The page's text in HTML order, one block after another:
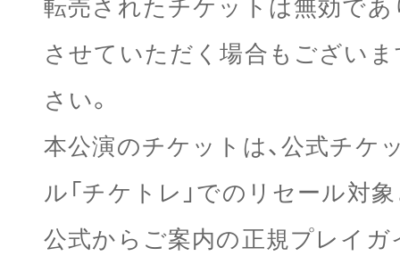
させていただく場合もございま
さい。
本公演のチケットは、公式チケ
ル「チケトレ」でのリセール対
公式からご案内の正規プレイ